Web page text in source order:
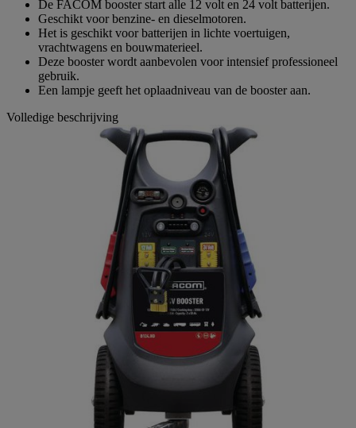
De FACOM booster start alle 12 volt en 24 volt batterijen.
Geschikt voor benzine- en dieselmotoren.
Het is geschikt voor batterijen in lichte voertuigen,
vrachtwagens en bouwmaterieel.
Deze booster wordt aanbevolen voor intensief professioneel
gebruik.
Een lampje geeft het oplaadniveau van de booster aan.
Volledige beschrijving